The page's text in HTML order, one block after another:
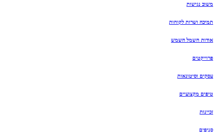
משוב נגישות
תמיכה ושרות לקוחות
אודות חשמל השמש
פרוייקטים
עסקים וסיטונאות
טיפים מקצועיים
זכיינות
סניפים